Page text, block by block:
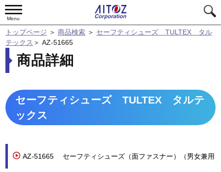
Menu
トップページ ＞商品検索 ＞ セーフティシューズ TULTEX タル
テックス ＞AZ-51665
商品詳細
セーフティシューズ TULTEX タルテ
ックス
AZ-51665 セーフティシューズ（面ファスナー）（男女兼用